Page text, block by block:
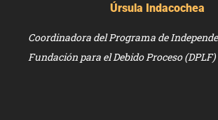
Úrsula Indacochea
Coordinadora del Programa de
Fundación para el Debido Proceso (DPLF)